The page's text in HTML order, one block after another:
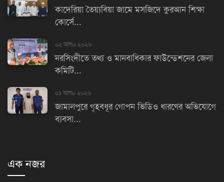
কাদেরিয়া তৈয়্যবিয়া জামে মসজিদে কুরআন শিক্ষা
কোর্সে...
০২ আগu ২০২৬
নরসিংদীতে তথ্য ও মানবাধিকার ফাউন্ডেশনের জেলা
কমিটি...
০১ আগu ২০২৬
জামালপুরে গৃহবধূর গোপন ভিডিও ধারণের অভিযোগে
ব্যবসা...
এক নজর